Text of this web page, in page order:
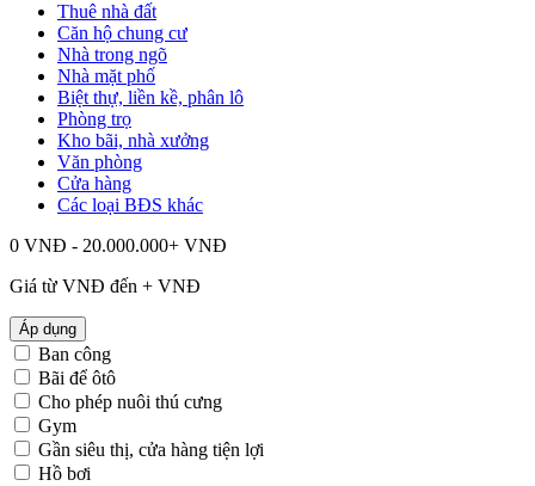
Thuê nhà đất
Căn hộ chung cư
Nhà trong ngõ
Nhà mặt phố
Biệt thự, liền kề, phân lô
Phòng trọ
Kho bãi, nhà xưởng
Văn phòng
Cửa hàng
Các loại BĐS khác
0 VNĐ - 20.000.000+ VNĐ
Giá từ VNĐ đến + VNĐ
Áp dụng
Ban công
Bãi để ôtô
Cho phép nuôi thú cưng
Gym
Gần siêu thị, cửa hàng tiện lợi
Hồ bơi